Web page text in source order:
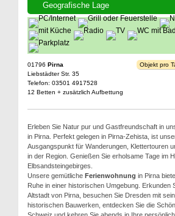
Geografische Lage
01796 Pirna
Liebstädter Str. 35
Telefon: 03501 4917528
12 Betten + zusätzlich Aufbettung
Objekt pro
Erleben Sie Natur pur und Gastfreundschaft in
in Pirna. Perfekt gelegen in Pirna-Zehista, ist
Ausgangspunkt für Wanderungen, Klettertouren
in der Region. Genießen Sie erholsame Tage im
Elbsandsteingebirges.
Unsere gemütliche Ferienwohnung in Pirna
Ruhe in einer historischen Umgebung. Erkunden
Altstadt von Pirna, besuchen Sie Dresden mit
historischen Bauwerken, entdecken Sie die